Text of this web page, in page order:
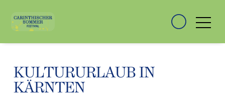
KULTURURLAUB IN
KÄRNTEN